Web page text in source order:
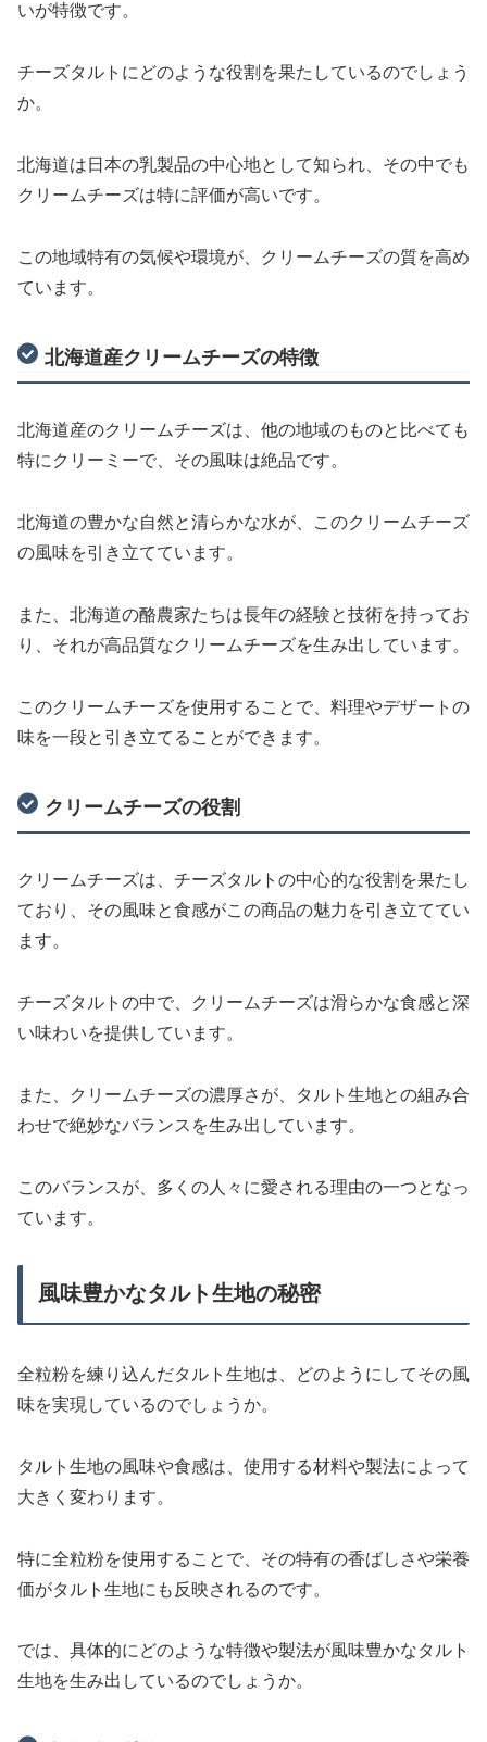
いが特徴です。
チーズタルトにどのような役割を果たしているのでしょう
か。
北海道は日本の乳製品の中心地として知られ、その中でも
クリームチーズは特に評価が高いです。
この地域特有の気候や環境が、クリームチーズの質を高め
ています。
北海道産クリームチーズの特徴
北海道産のクリームチーズは、他の地域のものと比べても
特にクリーミーで、その風味は絶品です。
北海道の豊かな自然と清らかな水が、このクリームチーズ
の風味を引き立てています。
また、北海道の酪農家たちは長年の経験と技術を持ってお
り、それが高品質なクリームチーズを生み出しています。
このクリームチーズを使用することで、料理やデザートの
味を一段と引き立てることができます。
クリームチーズの役割
クリームチーズは、チーズタルトの中心的な役割を果たし
ており、その風味と食感がこの商品の魅力を引き立ててい
ます。
チーズタルトの中で、クリームチーズは滑らかな食感と深
い味わいを提供しています。
また、クリームチーズの濃厚さが、タルト生地との組み合
わせで絶妙なバランスを生み出しています。
このバランスが、多くの人々に愛される理由の一つとなっ
ています。
風味豊かなタルト生地の秘密
全粒粉を練り込んだタルト生地は、どのようにしてその風
味を実現しているのでしょうか。
タルト生地の風味や食感は、使用する材料や製法によって
大きく変わります。
特に全粒粉を使用することで、その特有の香ばしさや栄養
価がタルト生地にも反映されるのです。
では、具体的にどのような特徴や製法が風味豊かなタルト
生地を生み出しているのでしょうか。